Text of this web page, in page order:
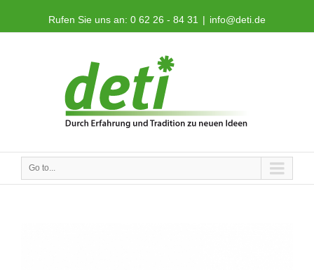
Rufen Sie uns an: 0 62 26 - 84 31 | info@deti.de
Go to...